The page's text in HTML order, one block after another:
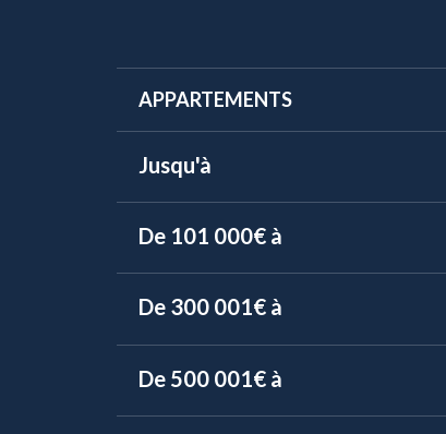
APPARTEMENTS
Jusqu'à
De 101 000€ à
De 300 001€ à
De 500 001€ à